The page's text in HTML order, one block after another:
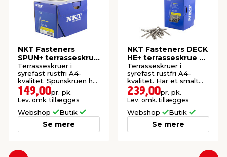
NKT Fasteners
SPUN+ terrasseskrue
5,0 x 70 mm 100 stk.
Terrasseskruer i
syrefast rustfri A4-
kvalitet. Spunskruen har
en High Performance
spids. TX20. 100 stk.
149,00pr. pk.
Lev. omk. tillægges
Webshop Butik
Se mere
NKT Fasteners DECK
HE+ terrasseskrue 6
x 60 mm 150 stk.
Terrasseskruer i
syrefast rustfri A4-
kvalitet. Har et smalt
cylinderformet hoved,
så der ikke er behov for
undersænkning. TX20.
150 stk.
239,00pr. pk.
Lev. omk. tillægges
Webshop Butik
Se mere